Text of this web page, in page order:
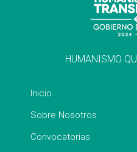
HUMANISMO
Inicio
Sobre Nosotros
Convocatorias